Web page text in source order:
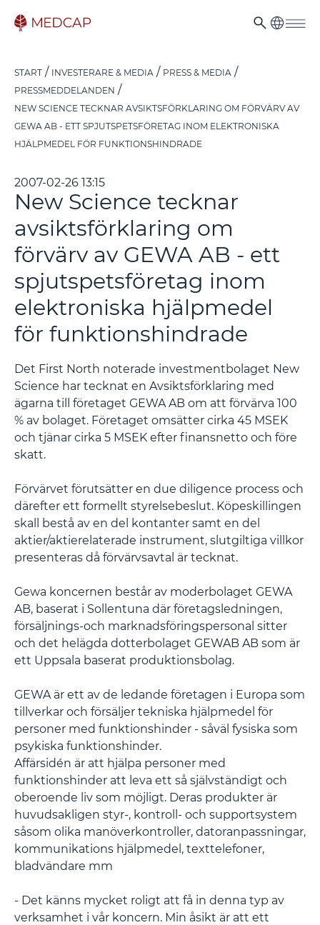
START INVESTERARE & MEDIA
PRESS & MEDIA
PRESSMEDDELANDEN
NEW SCIENCE TECKNAR AVSIKTSFÖRKLARING OM FÖRVÄRV AV
GEWA AB - ETT SPJUTSPETSFÖRETAG INOM ELEKTRONISKA
HJÄLPMEDEL FÖR FUNKTIONSHINDRADE
2007-02-26 13:15
New Science tecknar
avsiktsförklaring om
förvärv av GEWA AB - ett
spjutspetsföretag inom
elektroniska hjälpmedel
för funktionshindrade
Det First North noterade investmentbolaget New
Science har tecknat en Avsiktsförklaring med
ägarna till företaget GEWA AB om att förvärva 100
% av bolaget. Företaget omsätter cirka 45 MSEK
och tjänar cirka 5 MSEK efter finansnetto och före
skatt.
Förvärvet förutsätter en due diligence process och
därefter ett formellt styrelsebeslut. Köpeskillingen
skall bestå av en del kontanter samt en del
aktier/aktierelaterade instrument, slutgiltiga villkor
presenteras då förvärvsavtal är tecknat.
Gewa koncernen består av moderbolaget GEWA
AB, baserat i Sollentuna där företagsledningen,
försäljnings-och marknadsföringspersonal sitter
och det helägda dotterbolaget GEWAB AB som är
ett Uppsala baserat produktionsbolag.
GEWA är ett av de ledande företagen i Europa som
tillverkar och försäljer tekniska hjälpmedel för
personer med funktionshinder - såväl fysiska som
psykiska funktionshinder.
Affärsidén är att hjälpa personer med
funktionshinder att leva ett så självständigt och
oberoende liv som möjligt. Deras produkter är
huvudsakligen styr-, kontroll- och supportsystem
såsom olika manöverkontroller, datoranpassningar,
kommunikations hjälpmedel, texttelefoner,
bladvändare mm
- Det känns mycket roligt att få in denna typ av
verksamhet i vår koncern. Min åsikt är att ett